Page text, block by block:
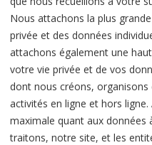
Nous attachons la plus
privée et des données
attachons également une
votre vie privée et de vos
dont nous créons,
activités en ligne et hors
maximale quant aux données
traitons, notre site, et les